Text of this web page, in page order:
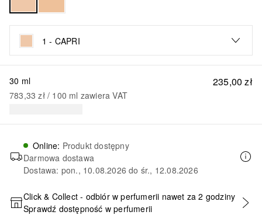
1 - CAPRI
235,00 zł
30 ml
783,33 zł / 100 ml zawiera VAT
Online: Produkt dostępny
Darmowa dostawa
Dostawa: pon., 10.08.2026 do śr., 12.08.2026
DODAJ DO KOSZYKA
Click & Collect - odbiór w perfumerii nawet za 2 godziny
Sprawdź dostępność w perfumerii